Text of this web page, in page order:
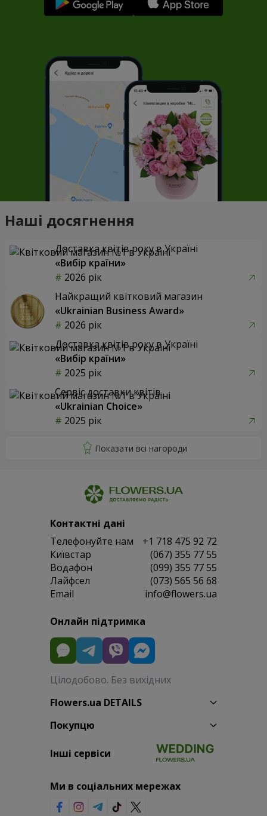
Наші досягнення
Доставка квітів року в Україні
«Вибір країни»
2026 рік
Найкращий квітковий магазин
«Ukrainian Business Award»
2026 рік
Доставка квітів року в Україні
«Вибір країни»
2025 рік
Сервіс доставки квітів
«Ukrainian Choice»
2025 рік
Контактні дані
Телефонуйте нам
+1 718 475 92 72
Київстар
(067) 355 77 55
Водафон
(099) 355 77 55
Лайфсел
(073) 565 56 68
Email
info@flowers.ua
Онлайн підтримка
Цілодобово. Без вихідних
Flowers.ua DETAILS
Покупцю
Інші сервіси
Ми в соціальних мережах